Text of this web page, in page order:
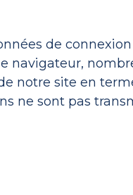
de
navigateur,
notre site en
ne sont pas